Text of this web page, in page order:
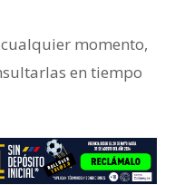
momento,
en tiempo